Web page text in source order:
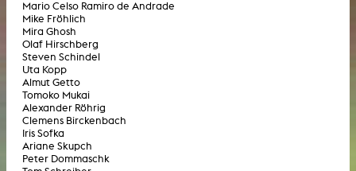
Mario Celso Ramiro de Andrade
Mike Fröhlich
Mira Ghosh
Olaf Hirschberg
Steven Schindel
Uta Kopp
Almut Getto
Tomoko Mukai
Alexander Röhrig
Clemens Birckenbach
Iris Sofka
Ariane Skupch
Peter Dommaschk